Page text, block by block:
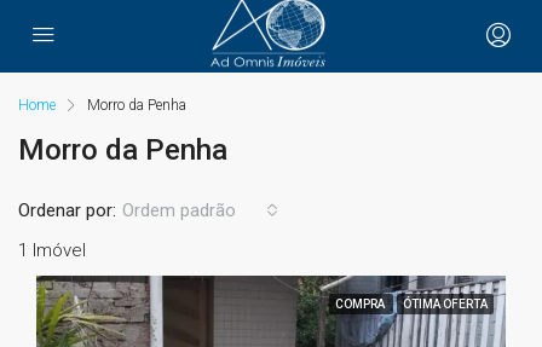
Home Morro da Penha
Morro da Penha
1 Imóvel
Ordenar por: Ordem padrão
COMPRA ÓTIMA OFERTA